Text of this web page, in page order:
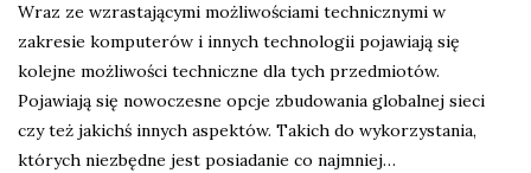
Wraz ze wzrastającymi możliwościami technicznymi w
zakresie komputerów i innych technologii pojawiają się
kolejne możliwości techniczne dla tych przedmiotów.
Pojawiają się nowoczesne opcje zbudowania globalnej sieci
czy też jakichś innych aspektów. Takich do wykorzystania,
których niezbędne jest posiadanie co najmniej…